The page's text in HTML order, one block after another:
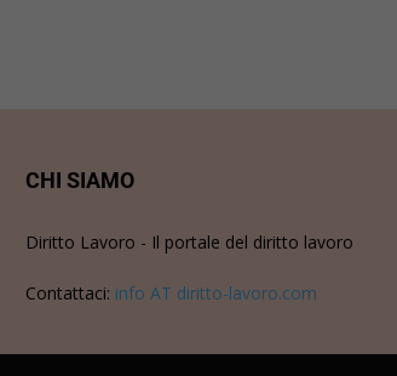
CHI SIAMO
Diritto Lavoro - Il portale del diritto lavoro
Contattaci: info AT diritto-lavoro.com